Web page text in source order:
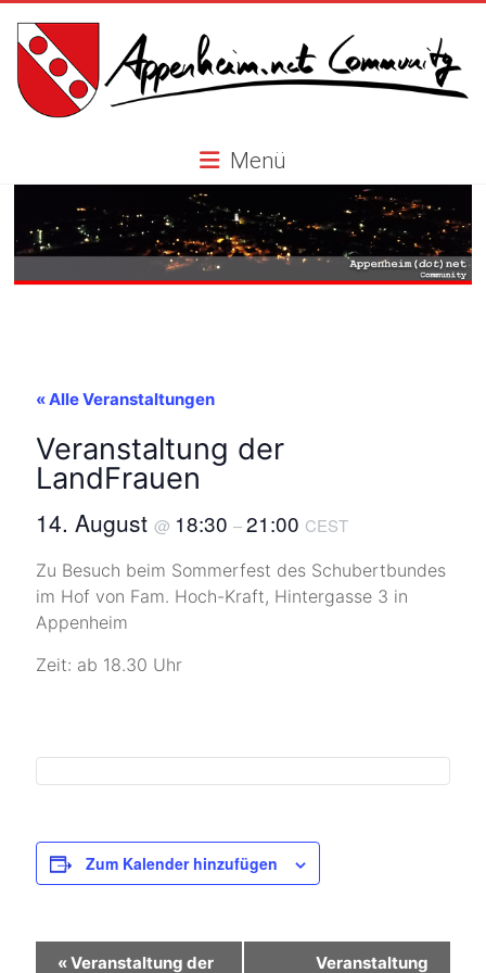
content
Appenheim.net
Community
Menü
« Alle Veranstaltungen
Veranstaltung der
LandFrauen
14. August@ 18:30–21:00 CEST
Zu Besuch beim Sommerfest des Schubertbundes
im Hof von Fam. Hoch-Kraft, Hintergasse 3 in
Appenheim
Zeit: ab 18.30 Uhr
Zum Kalender hinzufügen
«Veranstaltung der
Veranstaltung